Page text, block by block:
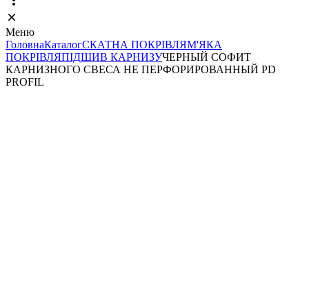
Меню
ГоловнаКаталогСКАТНА ПОКРІВЛЯМ'ЯКА
ПОКРІВЛЯПІДШИВ КАРНИЗУЧЕРНЫЙ СОФИТ
КАРНИЗНОГО СВЕСА НЕ ПЕРФОРИРОВАННЫЙ PD
PROFIL